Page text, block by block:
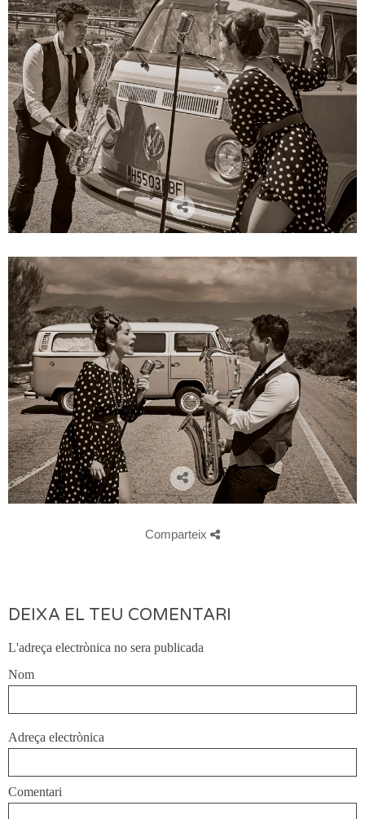
Comparteix
DEIXA EL TEU COMENTARI
L'adreça electrònica no sera publicada
Nom
Adreça electrònica
Comentari